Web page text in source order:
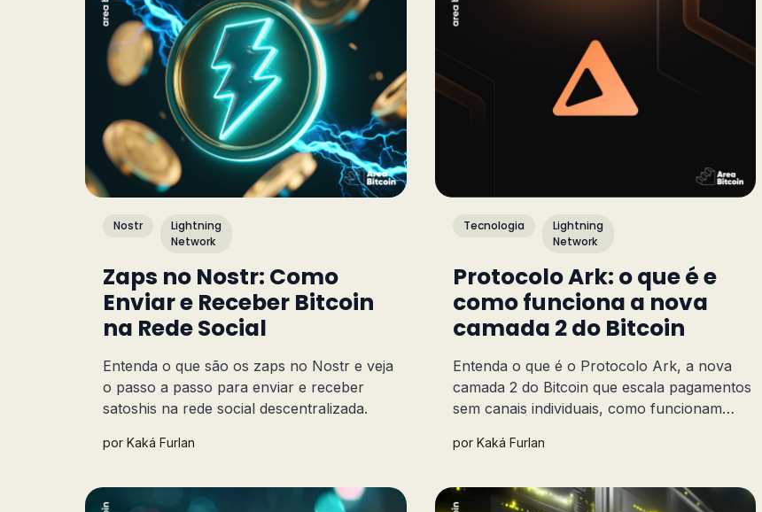
Nostr
Lightning
Network
Zaps no Nostr: Como
Enviar e Receber Bitcoin
na Rede Social
Entenda o que são os zaps no Nostr e veja
o passo a passo para enviar e receber
satoshis na rede social descentralizada.
por Kaká Furlan
Tecnologia
Lightning
Network
Protocolo Ark: o que é e
como funciona a nova
camada 2 do Bitcoin
Entenda o que é o Protocolo Ark, a nova
camada 2 do Bitcoin que escala pagamentos
sem canais individuais, como funcionam
Lightning Network.
por Kaká Furlan